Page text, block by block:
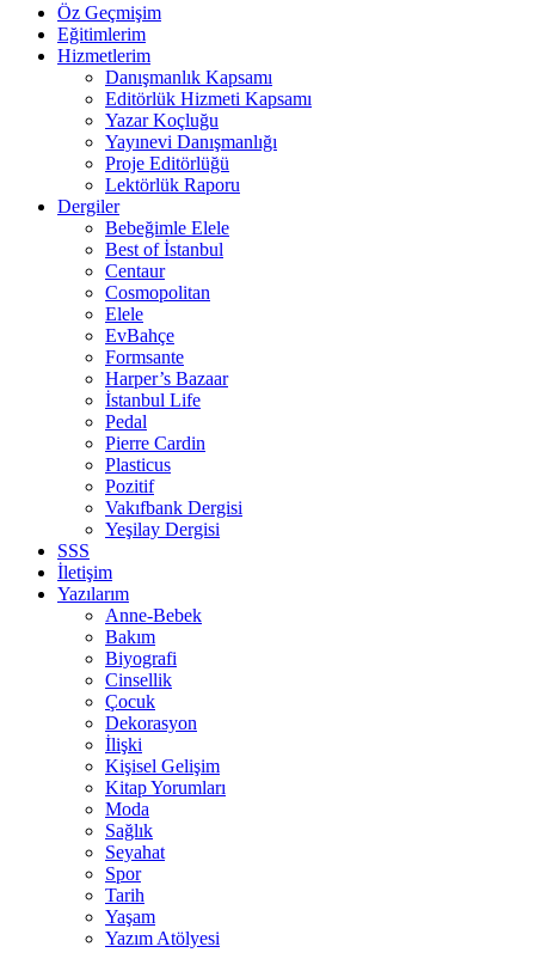
Öz Geçmişim
Eğitimlerim
Hizmetlerim
Danışmanlık Kapsamı
Editörlük Hizmeti Kapsamı
Yazar Koçluğu
Yayınevi Danışmanlığı
Proje Editörlüğü
Lektörlük Raporu
Dergiler
Bebeğimle Elele
Best of İstanbul
Centaur
Cosmopolitan
Elele
EvBahçe
Formsante
Harper’s Bazaar
İstanbul Life
Pedal
Pierre Cardin
Plasticus
Pozitif
Vakıfbank Dergisi
Yeşilay Dergisi
SSS
İletişim
Yazılarım
Anne-Bebek
Bakım
Biyografi
Cinsellik
Çocuk
Dekorasyon
İlişki
Kişisel Gelişim
Kitap Yorumları
Moda
Sağlık
Seyahat
Spor
Tarih
Yaşam
Yazım Atölyesi